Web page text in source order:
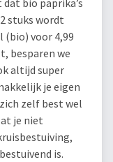
dat bio paprika’s
stuks wordt
(bio) voor 4,99
besparen we
altijd super
je eigen
zelf best wel
je niet
is.